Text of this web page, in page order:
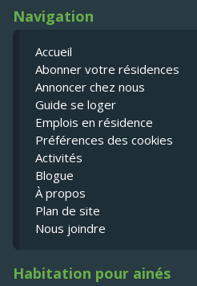
Navigation
Accueil
Abonner votre résidences
Annoncer chez nous
Guide se loger
Emplois en résidence
Préférences des cookies
Activités
Blogue
À propos
Plan de site
Nous joindre
Habitation pour ainés